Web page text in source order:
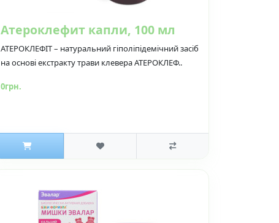
Атероклефит капли, 100 мл
АТЕРОКЛЕФІТ – натуральний гіполіпідемічний засіб
на основі екстракту трави клевера АТЕРОКЛЕФ..
0грн.